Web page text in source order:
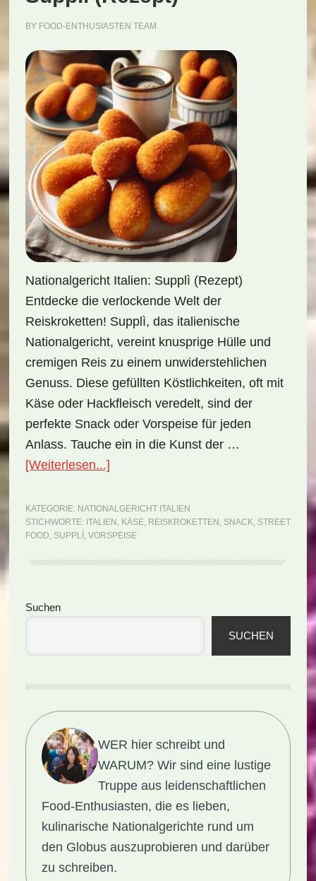
BY FOOD-ENTHUSIASTEN TEAM
Nationalgericht Italien: Supplì (Rezept)
Entdecke die verlockende Welt der
Reiskroketten! Supplì, das italienische
Nationalgericht, vereint knusprige Hülle und
cremigen Reis zu einem unwiderstehlichen
Genuss. Diese gefüllten Köstlichkeiten, oft mit
Käse oder Hackfleisch veredelt, sind der
perfekte Snack oder Vorspeise für jeden
Anlass. Tauche ein in die Kunst der …
[Weiterlesen...]ÜberNationalgericht
Supplì
(Rezept)
KATEGORIE: NATIONALGERICHT ITALIEN
STICHWORTE: ITALIEN , KÄSE, REISKROKETTEN , SNACK, STREET
FOOD, SUPPLÌ , VORSPEISE
Seitenspalte
Suchen
SUCHEN
WER hier schreibt und
WARUM? Wir sind eine lustige
Truppe aus leidenschaftlichen
Food-Enthusiasten, die es lieben,
kulinarische Nationalgerichte rund um
den Globus auszuprobieren und darüber
zu schreiben.